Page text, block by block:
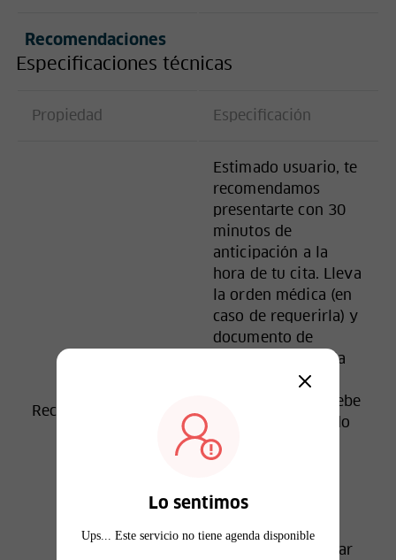
Recomendaciones
Especificaciones técnicas
Propiedad Especificación
Recomendaciones
Estimado usuario, te
recomendamos
presentarte con 30
minutos de
anticipación a la
hora de tu cita. Lleva
la orden médica (en
caso de requerirla) y
documento de
identificación. Si la
cita es para un
menor de edad, debe
asistir acompañado
de un adulto.
Recuerda que de
política de
cancelaciones si
necesitas reagendar
Lo sentimos
Ups... Este servicio no tiene agenda disponible